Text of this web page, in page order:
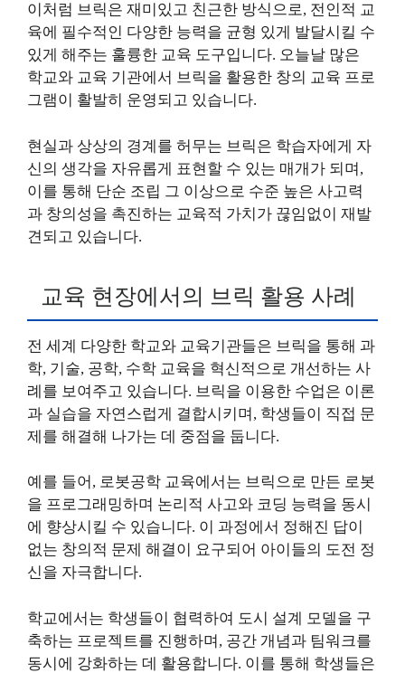
이처럼 브릭은 재미있고 친근한 방식으로, 전인적 교
육에 필수적인 다양한 능력을 균형 있게 발달시킬 수
있게 해주는 훌륭한 교육 도구입니다. 오늘날 많은
학교와 교육 기관에서 브릭을 활용한 창의 교육 프로
그램이 활발히 운영되고 있습니다.
현실과 상상의 경계를 허무는 브릭은 학습자에게 자
신의 생각을 자유롭게 표현할 수 있는 매개가 되며,
이를 통해 단순 조립 그 이상으로 수준 높은 사고력
과 창의성을 촉진하는 교육적 가치가 끊임없이 재발
견되고 있습니다.
교육 현장에서의 브릭 활용 사례
전 세계 다양한 학교와 교육기관들은 브릭을 통해 과
학, 기술, 공학, 수학 교육을 혁신적으로 개선하는 사
례를 보여주고 있습니다. 브릭을 이용한 수업은 이론
과 실습을 자연스럽게 결합시키며, 학생들이 직접 문
제를 해결해 나가는 데 중점을 둡니다.
예를 들어, 로봇공학 교육에서는 브릭으로 만든 로봇
을 프로그래밍하며 논리적 사고와 코딩 능력을 동시
에 향상시킬 수 있습니다. 이 과정에서 정해진 답이
없는 창의적 문제 해결이 요구되어 아이들의 도전 정
신을 자극합니다.
학교에서는 학생들이 협력하여 도시 설계 모델을 구
축하는 프로젝트를 진행하며, 공간 개념과 팀워크를
동시에 강화하는 데 활용합니다. 이를 통해 학생들은